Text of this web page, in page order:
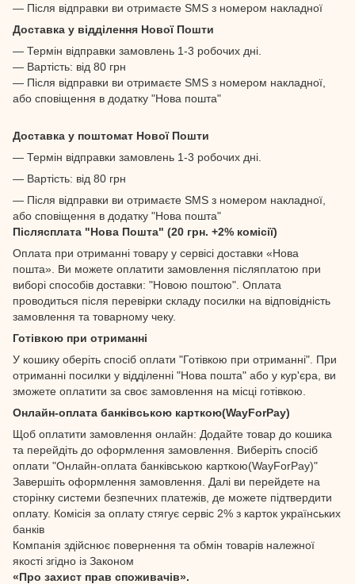
— Після відправки ви отримаєте SMS з номером накладної
Доставка у відділення Нової Пошти
— Термін відправки замовлень 1-3 робочих дні.
— Вартість: від 80 грн
— Після відправки ви отримаєте SMS з номером накладної,
або сповіщення в додатку "Нова пошта"
Доставка у поштомат Нової Пошти
— Термін відправки замовлень 1-3 робочих дні.
— Вартість: від 80 грн
— Після відправки ви отримаєте SMS з номером накладної,
або сповіщення в додатку "Нова пошта"
Післясплата "Нова Пошта" (20 грн. +2% комісії)
Оплата при отриманні товару у сервісі доставки «Нова
пошта». Ви можете оплатити замовлення післяплатою при
виборі способів доставки: "Новою поштою". Оплата
проводиться після перевірки складу посилки на відповідність
замовлення та товарному чеку.
Готівкою при отриманні
У кошику оберіть спосіб оплати "Готівкою при отриманні". При
отриманні посилки у відділенні "Нова пошта" або у кур'єра, ви
зможете оплатити за своє замовлення на місці готівкою.
Онлайн-оплата банківською карткою(WayForPay)
Щоб оплатити замовлення онлайн: Додайте товар до кошика
та перейдіть до оформлення замовлення. Виберіть спосіб
оплати "Онлайн-оплата банківською карткою(WayForPay)"
Завершіть оформлення замовлення. Далі ви перейдете на
сторінку системи безпечних платежів, де можете підтвердити
оплату. Комісія за оплату стягує сервіс 2% з карток українських
банків
Компанія здійснює повернення та обмін товарів належної
якості згідно із Законом
«Про захист прав споживачів».